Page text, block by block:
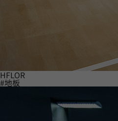
HFLOR
#地板